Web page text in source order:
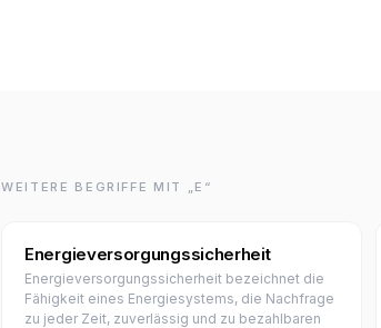
WEITERE BEGRIFFE MIT „E“
Energieversorgungssicherheit
Energieversorgungssicherheit bezeichnet die
Fähigkeit eines Energiesystems, die Nachfrage
zu jeder Zeit, zuverlässig und zu bezahlbaren